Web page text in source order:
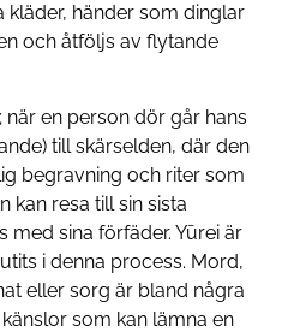
kläder, händer som dinglar
och åtföljs av flytande
en person dör går hans
till skärselden, där den
begravning och riter som
kan resa till sin sista
med sina förfäder. Yūrei är
i denna process. Mord,
eller sorg är bland några
som kan lämna en